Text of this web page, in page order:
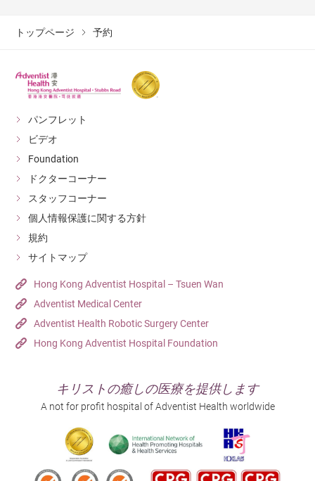
トップページ 予約
パンフレット
ビデオ
Foundation
ドクターコーナー
スタッフコーナー
個人情報保護に関する方針
規約
サイトマップ
Hong Kong Adventist Hospital – Tsuen Wan
Adventist Medical Center
Adventist Health Robotic Surgery Center
Hong Kong Adventist Hospital Foundation
キリストの癒しの医療を提供します
A not for profit hospital of Adventist Health worldwide